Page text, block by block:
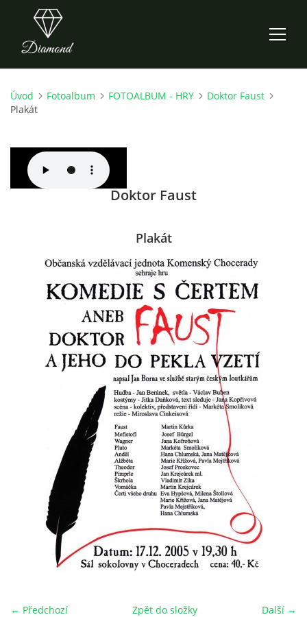
ÚVOD
O NÁS
CO NOVÉHO ZKOUŠÍME
KDY, KDE A CO HRAJEME
HRY OD ROKU 1973
VIDEOZÁZNAMY Z HER
FOTOALBUM
ČLENOVÉ - SOUČASNOST
HRY DO ROKU 1973
MÍSTO PRO VAŠE VZKAZY!!
Úvod Fotoalbum FOTOALBUM - HRY
Doktor Faust
Plakát
Doktor Faust
Plakát
← Předchozí Další →
Zpět do složky